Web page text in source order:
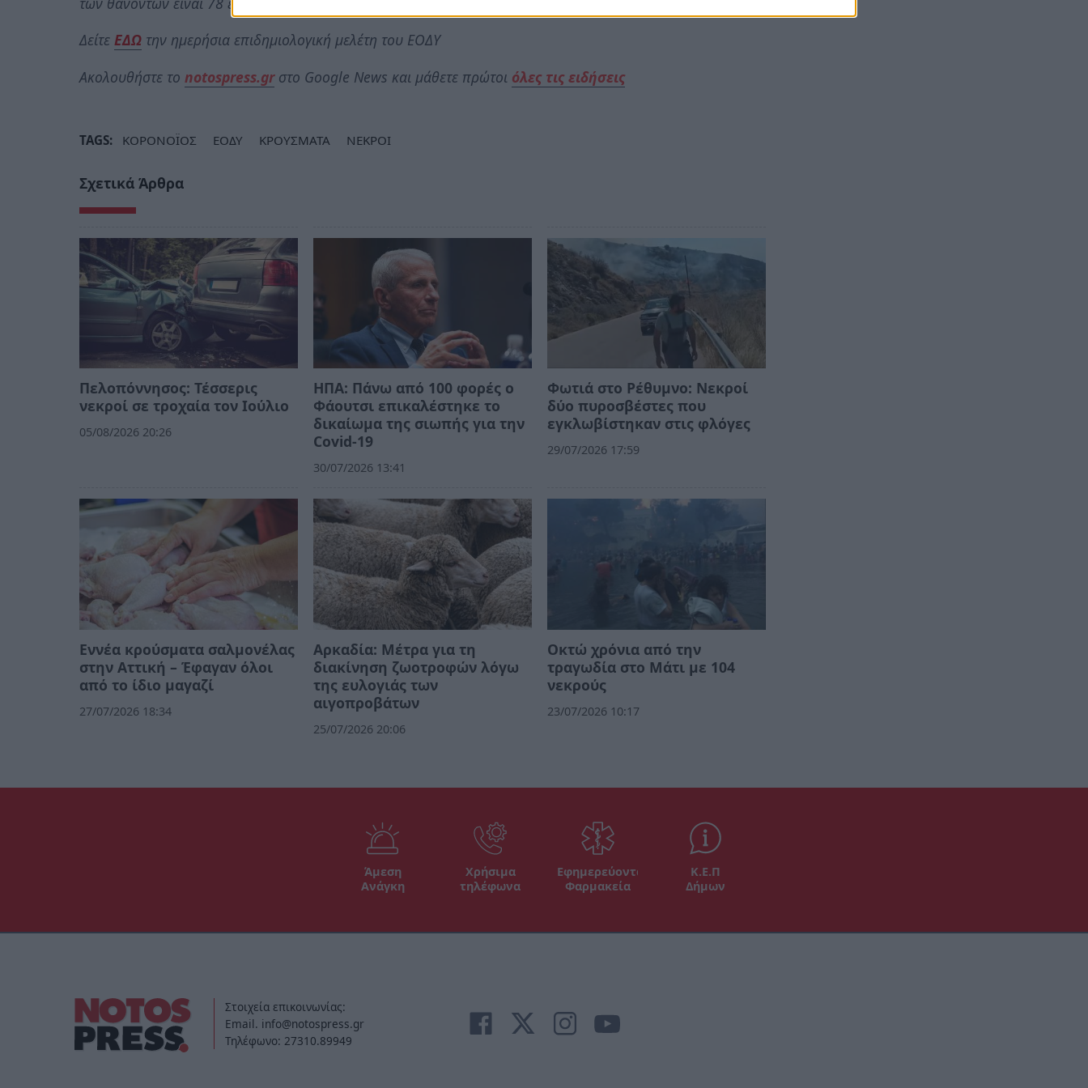
Δείτε ΕΔΩ την ημερήσια επιδημιολογική μελέτη του ΕΟΔΥ
Ακολουθήστε το notospress.grστο Google News και μάθετε πρώτοι όλες τις ειδήσεις
TAGS: ΚΟΡΟΝΟΪΟΣ ΕΟΔΥ ΚΡΟΥΣΜΑΤΑ ΝΕΚΡΟΙ
Σχετικά Άρθρα
Πελοπόννησος: Τέσσερις
νεκροί σε τροχαία τον Ιούλιο
05/08/2026 20:26
ΗΠΑ: Πάνω από 100 φορές ο
Φάουτσι επικαλέστηκε το
δικαίωμα της σιωπής για την
Covid-19
30/07/2026 13:41
Φωτιά στο Ρέθυμνο: Νεκροί
δύο πυροσβέστες που
εγκλωβίστηκαν στις φλόγες
29/07/2026 17:59
Εννέα κρούσματα σαλμονέλας
στην Αττική – Έφαγαν όλοι
από το ίδιο μαγαζί
27/07/2026 18:34
Αρκαδία: Μέτρα για τη
διακίνηση ζωοτροφών λόγω
της ευλογιάς των
αιγοπροβάτων
25/07/2026 20:06
Οκτώ χρόνια από την
τραγωδία στο Μάτι με 104
νεκρούς
23/07/2026 10:17
Άμεση
Ανάγκη
Χρήσιμα
τηλέφωνα
Εφημερεύοντα
Φαρμακεία
Κ.Ε.Π
Δήμων
Στοιχεία επικοινωνίας:
Email. info@notospress.gr
Τηλέφωνο: 27310.89949